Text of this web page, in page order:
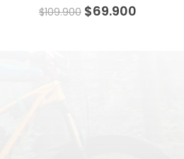
out of 5
$109.900 $69.900